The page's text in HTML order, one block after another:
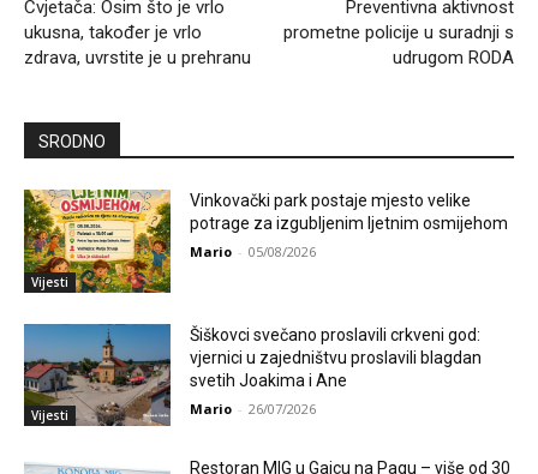
Cvjetača: Osim što je vrlo
ukusna, također je vrlo
zdrava, uvrstite je u prehranu
Preventivna aktivnost
prometne policije u suradnji s
udrugom RODA
SRODNO
Vijesti
Vinkovački park postaje mjesto velike
potrage za izgubljenim ljetnim osmijehom
Mario - 05/08/2026
Vijesti
Šiškovci svečano proslavili crkveni god:
vjernici u zajedništvu proslavili blagdan
svetih Joakima i Ane
Mario - 26/07/2026
Restoran MIG u Gajcu na Pagu – više od 30